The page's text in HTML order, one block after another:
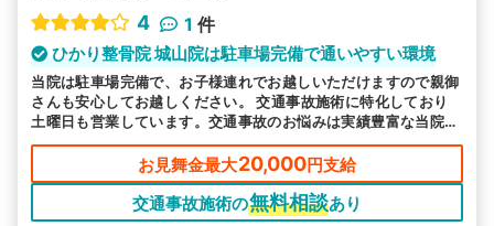
4
1 件
ひかり整骨院 城山院は駐車場完備で通いやすい環境
当院は駐車場完備で、お子様連れでお越しいただけますので親御
さんも安心してお越しください。 交通事故施術に特化しており
土曜日も営業しています。交通事故のお悩みは実績豊富な当院へ
お任せください。
お見舞金最大20,000円支給
交通事故施術の無料相談あり